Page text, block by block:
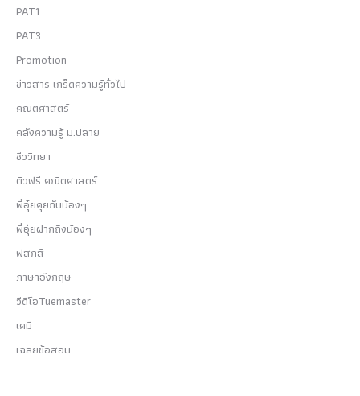
PAT1
PAT3
Promotion
ข่าวสาร เกร็ดความรู้ทั่วไป
คณิตศาสตร์
คลังความรู้ ม.ปลาย
ชีววิทยา
ติวฟรี คณิตศาสตร์
พี่อุ๋ยคุยกับน้องๆ
พี่อุ๋ยฝากถึงน้องๆ
ฟิสิกส์
ภาษาอังกฤษ
วีดีโอTuemaster
เคมี
เฉลยข้อสอบ